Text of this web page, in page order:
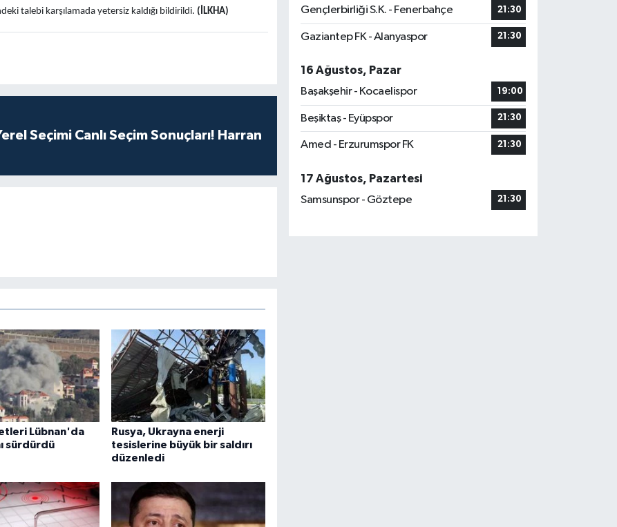
talebi karşılamada yetersiz kaldığı bildirildi. (İLKHA)
Seçimi Canlı Seçim Sonuçları! Harran
Lübnan'da
sürdürdü
Rusya, Ukrayna enerji
tesislerine büyük bir saldırı
düzenledi
Gençlerbirliği S.K. - Fenerbahçe 21:30
Gaziantep FK - Alanyaspor 21:30
16 Ağustos, Pazar
Başakşehir - Kocaelispor
19:00
Beşiktaş - Eyüpspor 21:30
Amed - Erzurumspor FK 21:30
17 Ağustos, Pazartesi
Samsunspor - Göztepe
21:30